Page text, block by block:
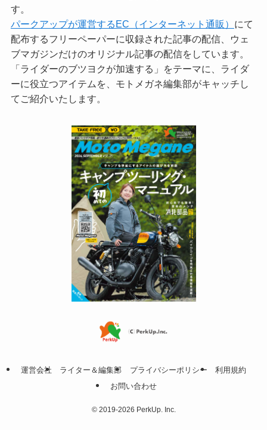
す。
パークアップが運営するEC（インターネット通販） にて
配布するフリーペーパーに収録された記事の配信、ウェ
ブマガジンだけのオリジナル記事の配信をしています。
「ライダーのブツヨクが加速する」をテーマに、ライダ
ーに役立つアイテムを、モトメガネ編集部がキャッチし
てご紹介いたします。
運営会社 ライター＆編集部 プライバシーポリシー
利用規約
お問い合わせ
©2019-2026 PerkUp. Inc.